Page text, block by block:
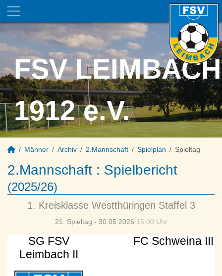
FSV LEIMBACH
1912 e.V.
Männer Archiv 2.Mannschaft Spielplan Spieltag
2.Mannschaft : Spielbericht
(2025/26)
1. Kreisklasse Westthüringen Staffel 3
21. Spieltag - 30.05.2026 15:00 Uhr
SG FSV
Leimbach II
FC Schweina III